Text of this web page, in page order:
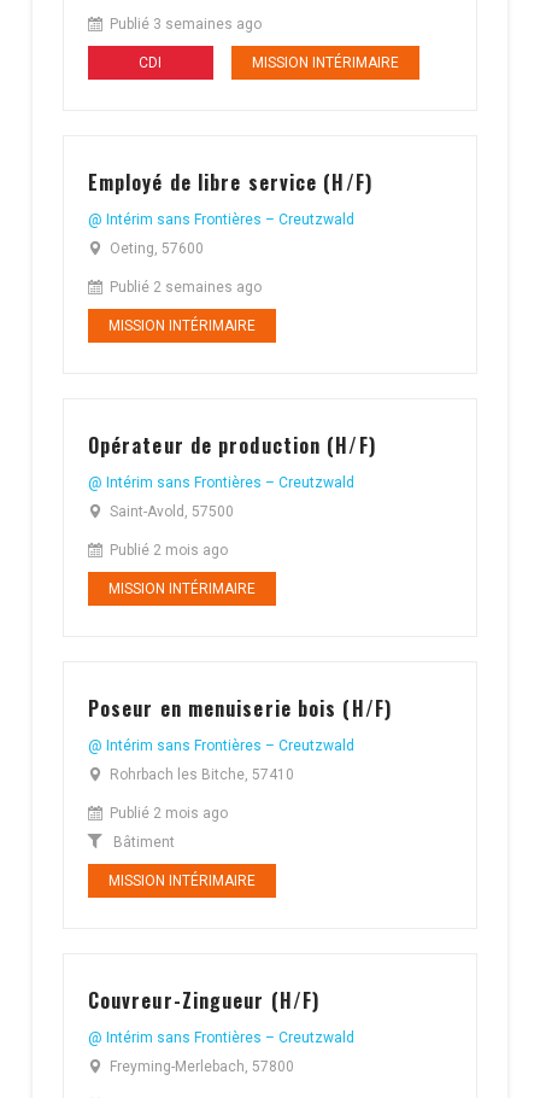
Publié 3 semaines ago
CDI MISSION INTÉRIMAIRE
Employé de libre service (H/F)
@ Intérim sans Frontières – Creutzwald
Oeting, 57600
Publié 2 semaines ago
MISSION INTÉRIMAIRE
Opérateur de production (H/F)
@ Intérim sans Frontières – Creutzwald
Saint-Avold, 57500
Publié 2 mois ago
MISSION INTÉRIMAIRE
Poseur en menuiserie bois (H/F)
@ Intérim sans Frontières – Creutzwald
Rohrbach les Bitche, 57410
Publié 2 mois ago
Bâtiment
MISSION INTÉRIMAIRE
Couvreur-Zingueur (H/F)
@ Intérim sans Frontières – Creutzwald
Freyming-Merlebach, 57800